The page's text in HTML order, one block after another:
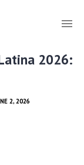
2026:
2, 2026